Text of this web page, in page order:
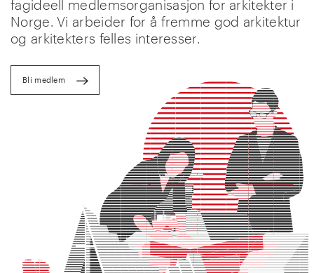
fagideell medlemsorganisasjon for arkitekter i
Norge. Vi arbeider for å fremme god arkitektur
og arkitekters felles interesser.
Bli medlem